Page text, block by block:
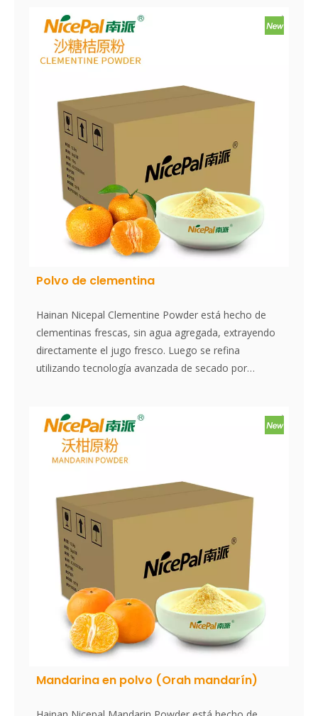
sanguina. El polvo se disuelve al instante, es
conveniente de usar y es un excelente ingrediente
alimentario. Sin aditivos, sin esencia.
carmesí, cerca de carne de color sangre. Es una de
las variedades de naranja dulce (cítricos × sinensis).
Polvo de clementina
Hainan Nicepal Clementine Powder está hecho de
clementinas frescas, sin agua agregada, extrayendo
directamente el jugo fresco. Luego se refina
utilizando tecnología avanzada de secado por
polvo se disuelve al instante, es conveniente de usar
y es un excelente ingrediente alimentario. Sin
aditivos, sin esencia.
Mandarina en polvo (Orah mandarín)